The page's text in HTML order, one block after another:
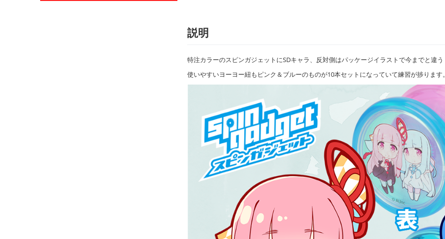
説明
特注カラーのスピンガジェットにSDキャラ、反対側はパッケージイラストで今までと違
使いやすいヨーヨー紐もピンク＆ブルーのものが10本セットになっていて練習が捗ります